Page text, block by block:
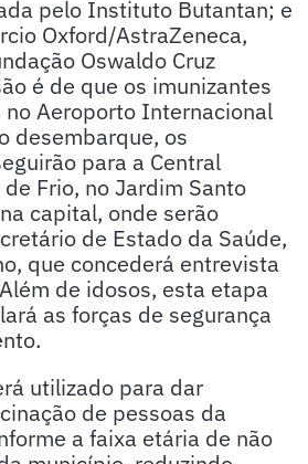
pelo Instituto Butantan; e
Oxford/AstraZeneca,
Oswaldo Cruz
é de que os imunizantes
Aeroporto Internacional
desembarque, os
para a Central
Frio, no Jardim Santo
capital, onde serão
de Estado da Saúde,
que concederá entrevista
de idosos, esta etapa
as forças de segurança
utilizado para dar
de pessoas da
a faixa etária de não